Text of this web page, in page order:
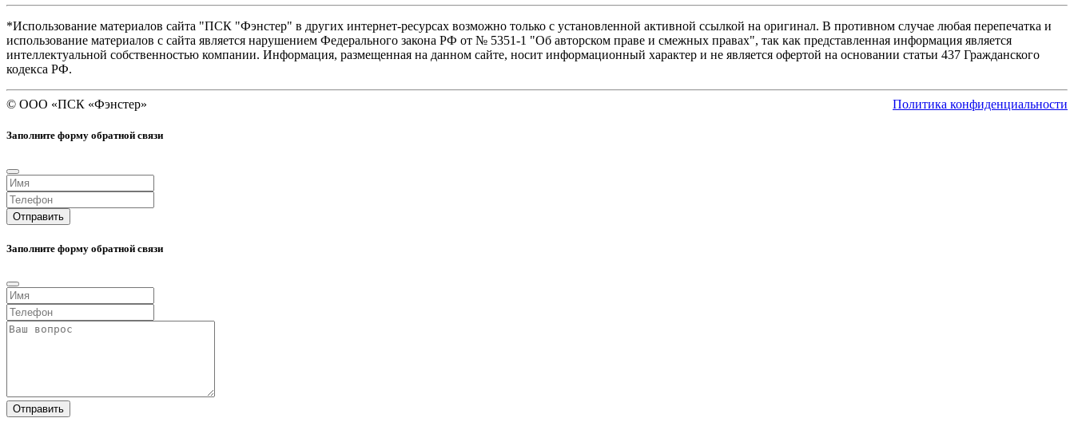
*Использование материалов сайта "ПСК "Фэнстер" в других интернет-ресурсах возможно только с установленной активной ссылкой на оригинал. В противном случае любая перепечатка и
иcпользование материалов с сайта является нарушением Федерального закона РФ от № 5351-1 "Об авторском праве и смежных правах", так как представленная информация является
интеллектуальной собственностью компании. Информация, размещенная на данном сайте, носит информационный характер и не является офертой на основании статьи 437 Гражданского
кодекса РФ.
© ООО «ПСК «Фэнстер» Политика конфиденциальности
Заполните форму обратной связи
Отправить
Заполните форму обратной связи
Отправить